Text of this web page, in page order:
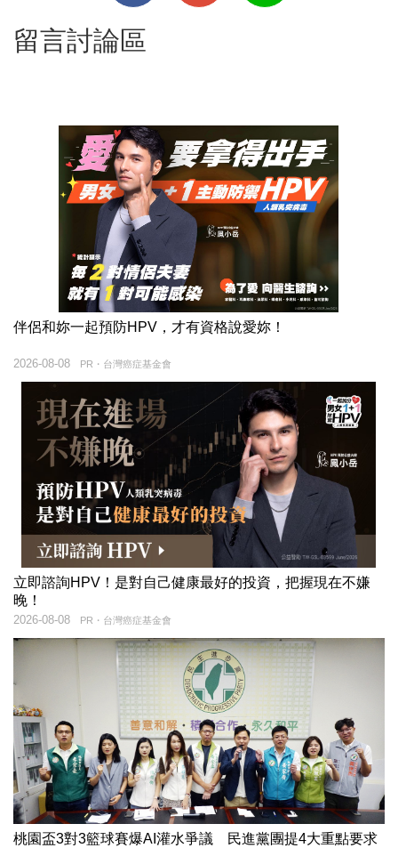
留言討論區
伴侶和妳一起預防HPV，才有資格說愛妳！
PR・台灣癌症基金會
2026-08-08
立即諮詢HPV！是對自己健康最好的投資，把握現在不嫌
晚！
PR・台灣癌症基金會
2026-08-08
桃園盃3對3籃球賽爆AI灌水爭議 民進黨團提4大重點要求